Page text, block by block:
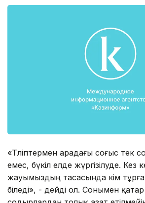
«Тәліптермен арадағы соғыс тек
емес, бүкіл елде жүргізілуде. Кез
жауымыздың тасасында кім
біледі», - дейді ол. Сонымен